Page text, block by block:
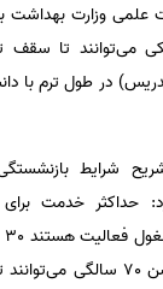
علمی وزارت بهداشت
در طول ترم با
شرایط
حداکثر خدمت
و استاد تمام‌ها تا سن 70